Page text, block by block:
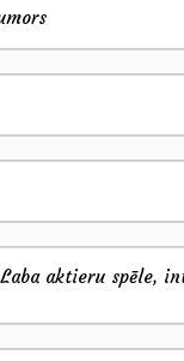
aktieru spēle,